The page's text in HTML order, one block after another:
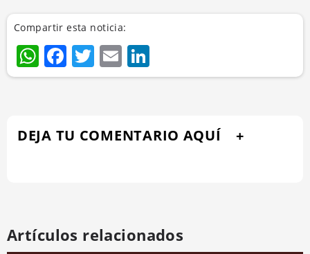
Compartir esta noticia:
WhatsApp
Facebook
Twitter
Email
DEJA TU COMENTARIO AQUÍ
Artículos relacionados